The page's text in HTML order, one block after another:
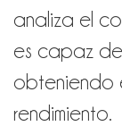
analiza el
es capaz
obteniendo
rendimiento.